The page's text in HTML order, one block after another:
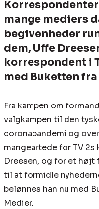
mange mediers
begivenheder
dem, Uffe
korrespondent i
med Buketten fra
Fra kampen om
valgkampen til den
coronapandemi og
mangeartede for TV 2s
Dreesen, og for et højt
til at formidle
belønnes han nu med
Medier.